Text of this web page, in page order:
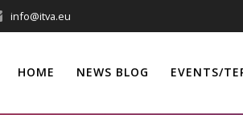
info@itva.eu
HOME NEWS BLOG EVENTS/